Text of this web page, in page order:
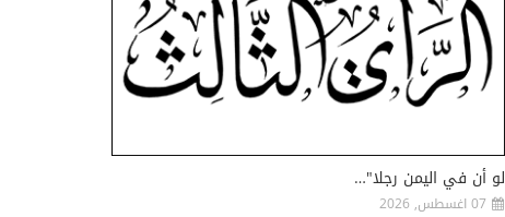
لو أن في اليمن رجلا"…
07 اغسطس, 2026